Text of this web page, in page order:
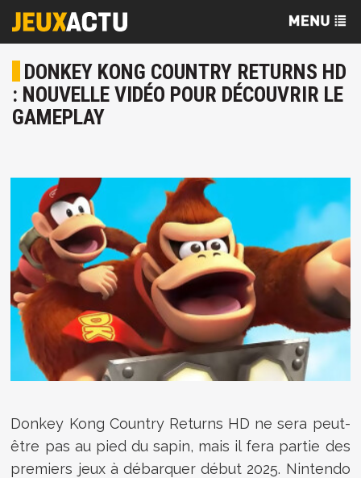
DONKEY KONG COUNTRY RETURNS HD
: NOUVELLE VIDÉO POUR DÉCOUVRIR LE
GAMEPLAY
Donkey Kong Country Returns HD ne sera peut-
être pas au pied du sapin, mais il fera partie des
premiers jeux à débarquer début 2025. Nintendo